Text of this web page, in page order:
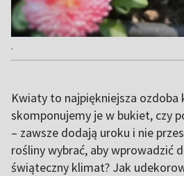
.
Kwiaty to najpiękniejsza ozdoba
skomponujemy je w bukiet, czy
– zawsze dodają uroku i nie
rośliny wybrać, aby wprowadzić
świąteczny klimat? Jak